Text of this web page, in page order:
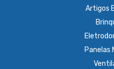
Artigos
Panelas